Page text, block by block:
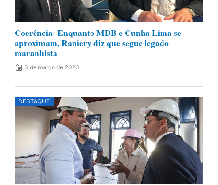
Coerência: Enquanto MDB e Cunha Lima se
aproximam, Raniery diz que segue legado
maranhista
3 de março de 2026
DESTAQUE